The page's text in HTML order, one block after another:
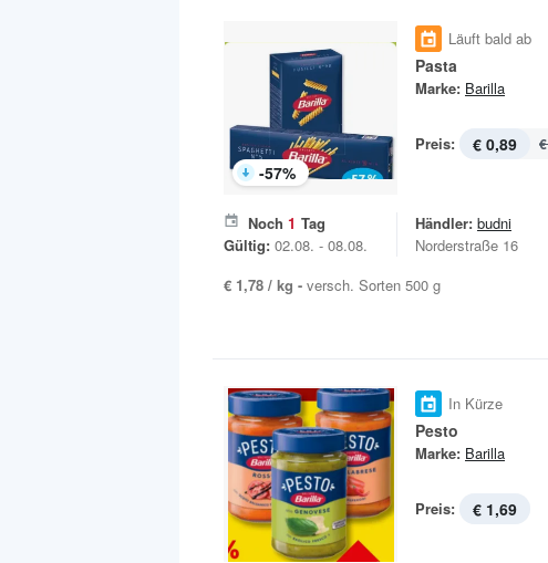
-57%
Läuft bald ab
Pasta
Marke: Barilla
Preis: € 0,89
Noch 1 Tag
Gültig: 02.08. - 08.08.
Händler: budni
Norderstraße 16
€ 1,78 / kg - versch. Sorten 500 g
In Kürze
Pesto
Marke: Barilla
Preis: € 1,69